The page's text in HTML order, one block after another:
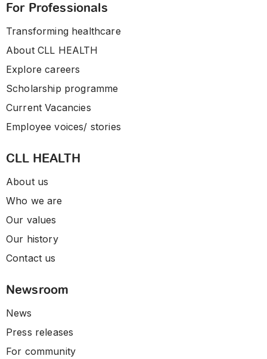
For Professionals
Transforming healthcare
About CLL HEALTH
Explore careers
Scholarship programme
Current Vacancies
Employee voices/ stories
CLL HEALTH
About us
Who we are
Our values
Our history
Contact us
Newsroom
News
Press releases
For community